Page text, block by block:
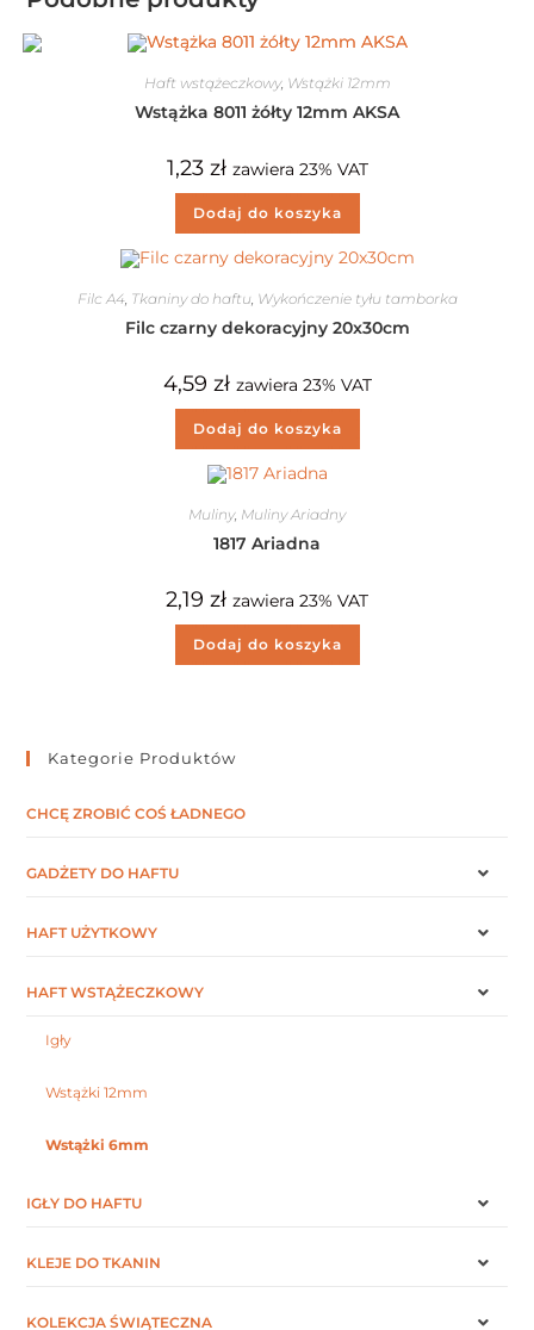
Haft wstążeczkowy, Wstążki 12mm
Wstążka 8011 żółty 12mm AKSA
1,23 zł zawiera 23% VAT
Dodaj do koszyka
Filc A4, Tkaniny do haftu, Wykończenie tyłu tamborka
Filc czarny dekoracyjny 20x30cm
4,59 zł zawiera 23% VAT
Dodaj do koszyka
Muliny, Muliny Ariadny
1817 Ariadna
2,19 zł zawiera 23% VAT
Dodaj do koszyka
Kategorie Produktów
CHCĘ ZROBIĆ COŚ ŁADNEGO
GADŻETY DO HAFTU
HAFT UŻYTKOWY
HAFT WSTĄŻECZKOWY
Igły
Wstążki 12mm
Wstążki 6mm
IGŁY DO HAFTU
KLEJE DO TKANIN
KOLEKCJA ŚWIĄTECZNA